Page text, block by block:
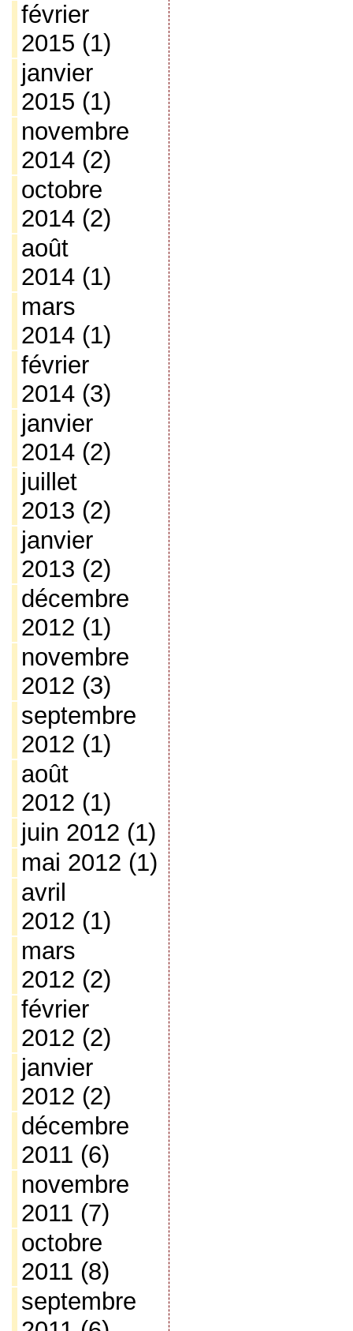
février
2015 (1)
janvier
2015 (1)
novembre
2014(2)
octobre
2014(2)
août
2014(1)
mars
2014(1)
février
2014(3)
janvier
2014(2)
juillet
2013 (2)
janvier
2013 (2)
décembre
2012 (1)
novembre
2012 (3)
septembre
2012 (1)
août
2012 (1)
juin 2012 (1)
mai 2012 (1)
avril
2012 (1)
mars
2012 (2)
février
2012 (2)
janvier
2012 (2)
décembre
2011 (6)
novembre
2011 (7)
octobre
2011 (8)
septembre